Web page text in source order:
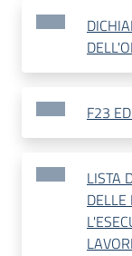
F23
LISTA
DELLE
LAVORI